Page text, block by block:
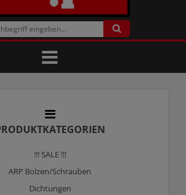
!!! SALE !!!
ARP Bolzen/Schrauben
Dichtungen